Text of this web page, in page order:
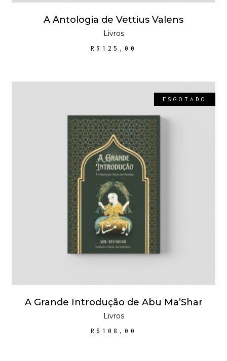
A Antologia de Vettius Valens
Livros
R$ 125,00
ESGOTADO
LER MAIS
A Grande Introdução de Abu Ma’Shar
Livros
R$ 108,00